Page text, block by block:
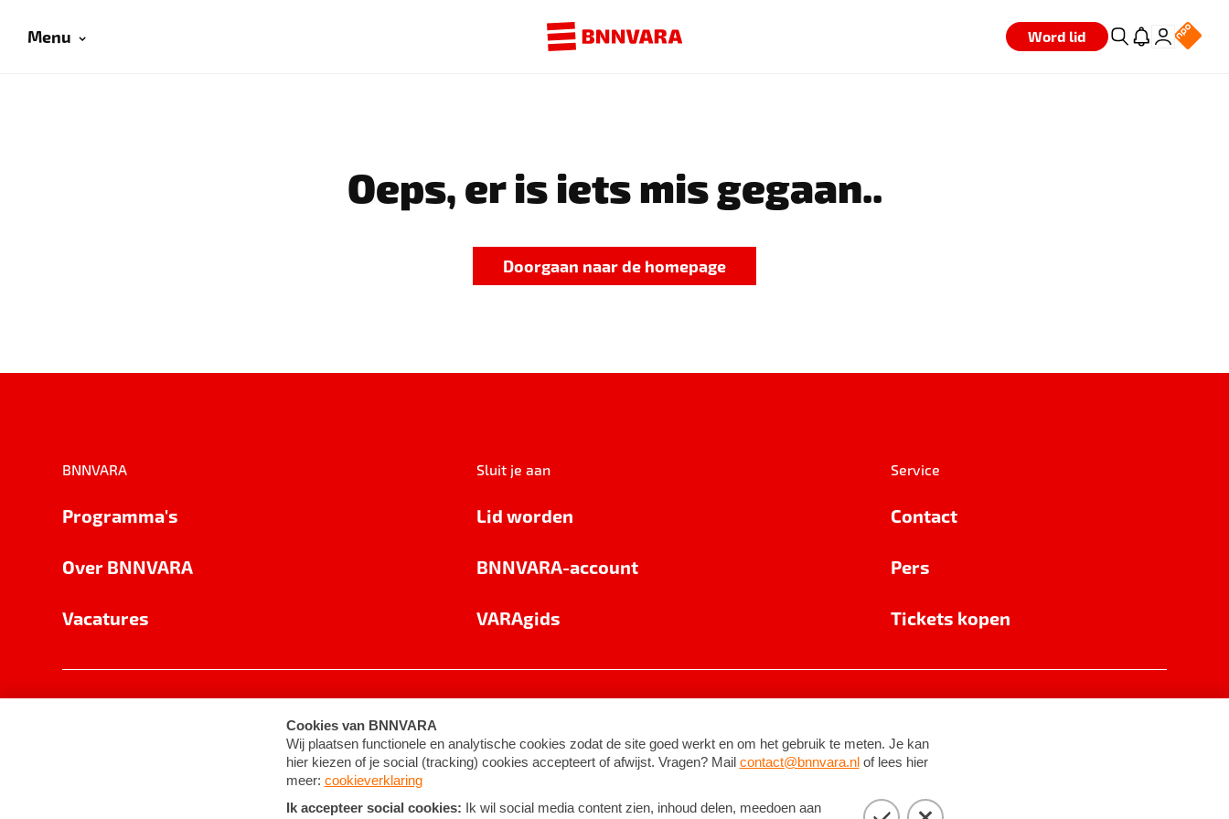
Menu Word lid
Oeps, er is iets mis gegaan..
Doorgaan naar de homepage
BNNVARA
Programma's
Over BNNVARA
Vacatures
Sluit je aan
Lid worden
BNNVARA-account
VARAgids
Service
Contact
Pers
Tickets kopen
Cookie-instellingen Algemene voorwaarden ©2026BNNVARA